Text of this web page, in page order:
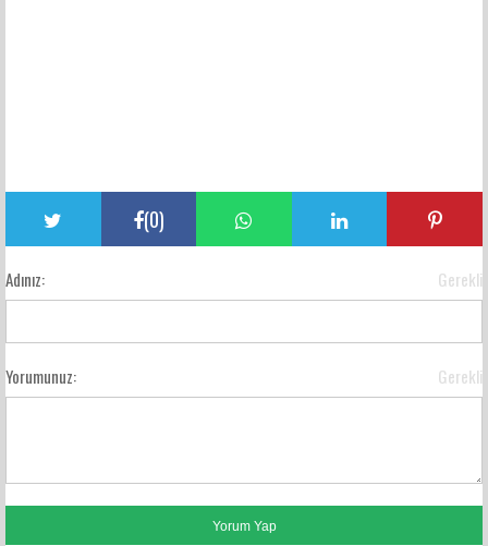
(0)
Adınız: Gerekli
Yorumunuz: Gerekli